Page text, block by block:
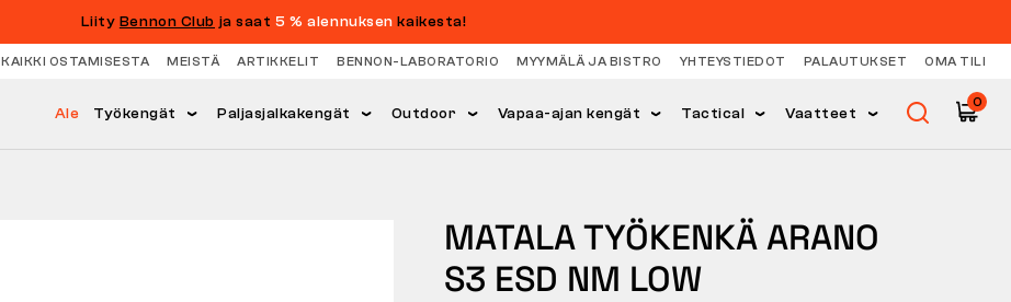
Liity Bennon Club ja saat5 % alennuksen kaikesta!
KAIKKI OSTAMISESTA MEISTÄ ARTIKKELIT BENNON-LABORATORIO MYYMÄLÄ JA BISTRO YHTEYSTIEDOT PALAUTUKSET OMA TILI
Ale Työkengät Paljasjalkakengät Outdoor Vapaa-ajan kengät Tactical Vaatteet
0
MATALA TYÖKENKÄ ARANO
S3 ESD NM LOW